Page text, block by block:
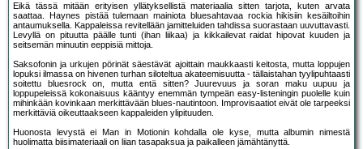
Eikä tässä mitään erityisen yllätyksellistä materiaalia sitten tarjota, kuten arvata
saattaa. Haynes pistää tulemaan mainiota bluesahtavaa rockia hikisiin kesäiltoihin
antaumuksella. Kappaleissa revitellään jamitteluiden tahdissa suorastaan uuvuttavasti.
Levyllä on pituutta päälle tunti (ihan liikaa) ja kikkailevat raidat hipovat kuuden ja
seitsemän minuutin eeppisiä mittoja.
Saksofonin ja urkujen pörinät säestävät ajoittain maukkaasti keitosta, mutta loppujen
lopuksi ilmassa on hivenen turhan siloteltua akateemisuutta - tällaistahan tyylipuhtaasti
soitettu bluesrock on, mutta entä sitten? Juurevuus ja soran maku uupuu ja
loppupeleissä kokonaisuus kääntyy enemmän tympeän easy-listeningin puolelle kuin
mihinkään kovinkaan merkittävään blues-nautintoon. Improvisaatiot eivät ole tarpeeksi
merkittäviä oikeuttaakseen kappaleiden ylipituuden.
Huonosta levystä ei Man in Motionin kohdalla ole kyse, mutta albumin nimestä
huolimatta biisimateriaali on liian tasapaksua ja paikalleen jämähtänyttä.